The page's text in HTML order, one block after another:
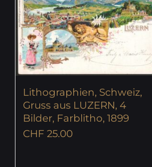
Lithographien, Schweiz,
Gruss aus LUZERN, 4
Bilder, Farblitho, 1899
CHF 25.00